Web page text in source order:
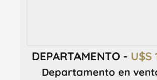
DEPARTAMENTO - U$S
Departamento en